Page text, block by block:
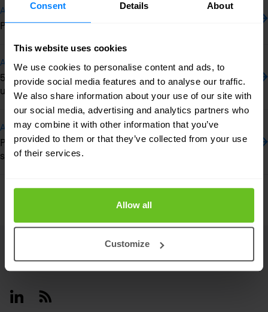
Consent Details About
This website uses cookies
We use cookies to personalise content and ads, to
provide social media features and to analyse our traffic.
We also share information about your use of our site with
our social media, advertising and analytics partners who
may combine it with other information that you’ve
provided to them or that they’ve collected from your use
of their services.
Allow all
Customize
Aktualizacja
Pięć największych zagrożeń dla bezpieczeństwa OT
Aktualizacja
5 najlepszych praktyk w dziedzinie bezpieczeństwa
urządzeń końcowych
Aktualizacja
Pięć kluczowych wyzwań w zakresie bezpieczeństwa
sieci
Poprzednia Następna
Footer
LinkedinRSS